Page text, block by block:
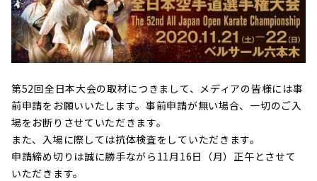
第52回全日本大会の取材につきまして、メディアの皆様には事
前申請をお願いいたします。事前申請が無い場合、一切のご入
場をお断りさせていただきます。
また、入場に際しては抗体検査をしていただきます。
申請締め切りは誠に勝手ながら11月16日（月）正午とさせて
いただきます。